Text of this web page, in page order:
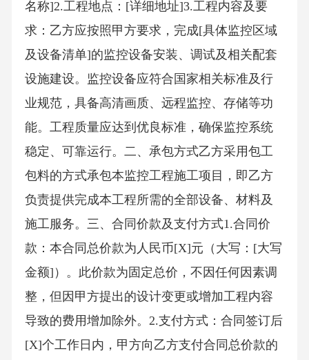
名称]2.工程地点：[详细地址]3.工程内容及要
求：乙方应按照甲方要求，完成[具体监控区域
及设备清单]的监控设备安装、调试及相关配套
设施建设。监控设备应符合国家相关标准及行
业规范，具备高清画质、远程监控、存储等功
能。工程质量应达到优良标准，确保监控系统
稳定、可靠运行。二、承包方式乙方采用包工
包料的方式承包本监控工程施工项目，即乙方
负责提供完成本工程所需的全部设备、材料及
施工服务。三、合同价款及支付方式1.合同价
款：本合同总价款为人民币[X]元（大写：[大写
金额]）。此价款为固定总价，不因任何因素调
整，但因甲方提出的设计变更或增加工程内容
导致的费用增加除外。2.支付方式：合同签订后
[X]个工作日内，甲方向乙方支付合同总价款的